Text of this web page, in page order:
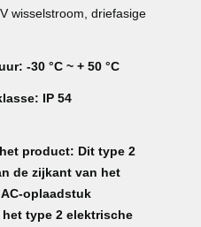
wisselstroom, driefasige
-30 °C ~ + 50 °C
IP 54
product: Dit type 2
de zijkant van het
oplaadstuk
type 2 elektrische